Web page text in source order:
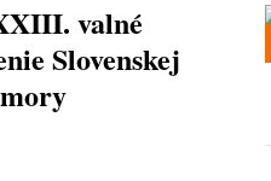
valné
Slovenskej